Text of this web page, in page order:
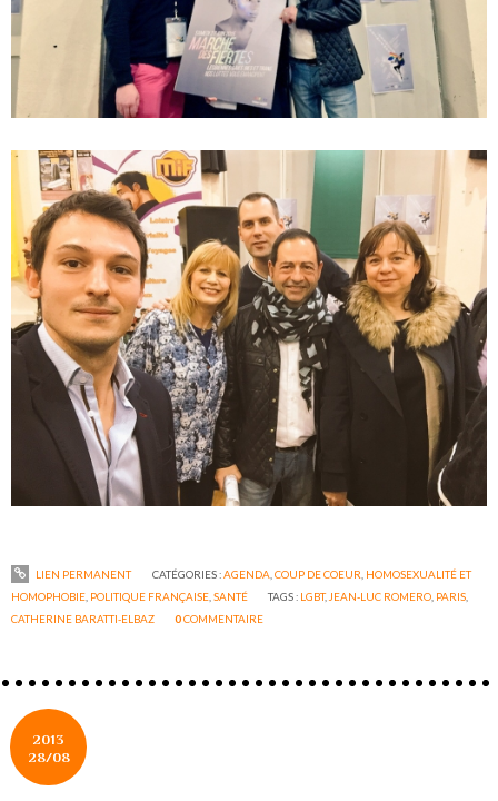
LIEN PERMANENT CATÉGORIES :AGENDA COUP DE COEUR HOMOSEXUALITÉ ET
HOMOPHOBIE POLITIQUE FRANÇAISE ,SANTÉ TAGS : LGBT, JEAN-LUC ROMERO PARIS
CATHERINE BARATTI-ELBAZ
0COMMENTAIRE
2013
28/08